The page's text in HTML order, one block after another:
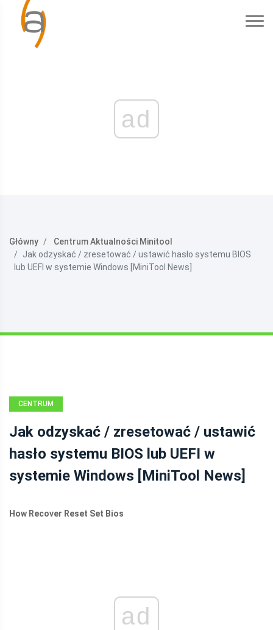
ad
Główny
Centrum Aktualności Minitool
Jak odzyskać / zresetować / ustawić hasło systemu BIOS
lub UEFI w systemie Windows [MiniTool News]
CENTRUM
MINITOOL
Jak odzyskać / zresetować / ustawić
hasło systemu BIOS lub UEFI w
systemie Windows [MiniTool News]
How Recover Reset Set Bios
ad